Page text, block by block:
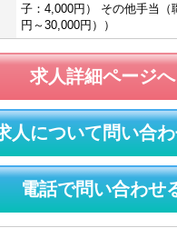
子：4,000円） その他手当（
円～30,000円））
求人詳細ページへ
人について問い合
電話で問い合わせ